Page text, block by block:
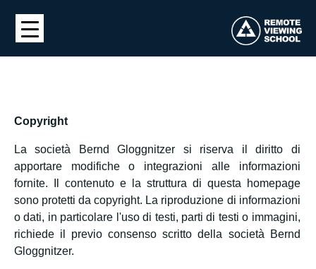
Copyright
La società Bernd Gloggnitzer si riserva il diritto di
apportare modifiche o integrazioni alle informazioni
fornite. Il contenuto e la struttura di questa homepage
sono protetti da copyright. La riproduzione di informazioni
o dati, in particolare l'uso di testi, parti di testi o immagini,
richiede il previo consenso scritto della società Bernd
Gloggnitzer.